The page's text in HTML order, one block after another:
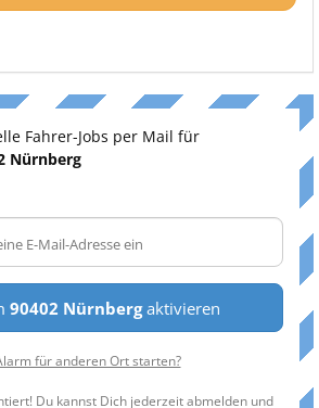
Fahrer-Jobs per Mail für
Nürnberg
90402 Nürnbergaktivieren
für anderen Ort starten?
Du kannst Dich jederzeit abmelden und